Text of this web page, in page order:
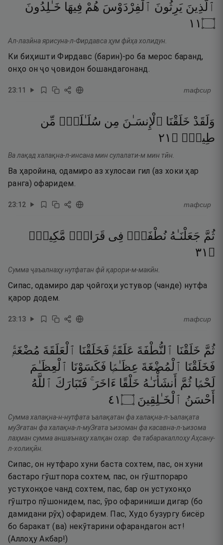
ٱلَّذِينَ يَرِثُونَ ٱلْفِرْدَوْسَ هُمْ فِيهَا خَـٰلِدُونَ
۝١١
Ал-лазӣна ярисуна-л-Фирдавса ҳум фӣҳа холидун.
Ки биҳишти Фирдавс (барин)-ро ба мерос баранд,
онҳо он ҷо ҷовидон бошандагонанд.
23:11 тафсир
وَلَقَدْ خَلَقْنَا ٱلْإِنسَـٰنَ مِن سُلَـٰلَةٍۢ مِّن
طِينٍۢ ۝ ١٢
Ва лақад халақна-л-инсана мин сулалати-м мин тӣн.
Ва ҳаройина, одамиро аз хулосаи гил (аз хоки ҳар
ранга) офаридем.
23:12 тафсир
ثُمَّ جَعَلْنَـٰهُ نُطْفَةًۭ فِى قَرَارٍۢ مَّكِينٍۢ
۝ ١٣
Сумма ҷаъалнаҳу нутфатан фӣ қарори-м-макӣн.
Сипас, одамиро дар ҷойгоҳи устувор (чанде) нутфа
қарор додем.
23:13 тафсир
ثُمَّ خَلَقْنَا ٱلنُّطْفَةَ عَلَقَةًۭ فَخَلَقْنَا ٱلْعَلَقَةَ مُضْغَةًۭ
فَخَلَقْنَا ٱلْمُضْغَةَ عِظَـٰمًۭا فَكَسَوْنَا ٱلْعِظَـٰمَ
لَحْمًۭا ثُمَّ أَنشَأْنَـٰهُ خَلْقًا ءَاخَرَ ۚ فَتَبَارَكَ ٱللَّهُ
أَحْسَنُ ٱلْخَـٰلِقِينَ ۝١٤
Сумма халақна-н-нутфата ъалақатан фа халақна-л-ъалақата
муЗғатан фа халақна-л-муЗғата ъизоман фа касавна-л-ъизома
лаҳман сумма аншаънаҳу халқан охар. Фа табаракаллоҳу Аҳсану-
л-холиқӣн.
Сипас, он нутфаро хуни баста сохтем, пас, он хуни
бастаро гӯштпора сохтем, пас, он гӯштпораро
устухонҳое чанд сохтем, пас, бар он устухонҳо
гӯштро пӯшонидем, пас, ӯро офариниши дигар (бо
дамидани рӯҳ) офаридем. Пас, Худо бузургу бисёр
бо баракат (ва) некӯтарини офарандагон аст!
(Аллоҳу Акбар!)